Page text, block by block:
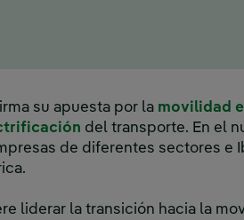
su apuesta por la movilidad
del transporte. En el
de diferentes sectores e
liderar la transición hacia la